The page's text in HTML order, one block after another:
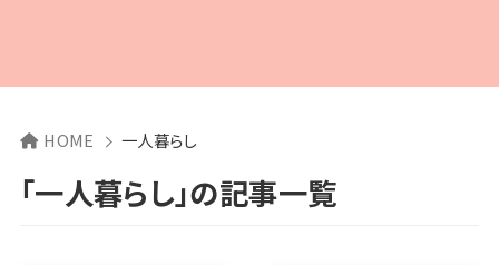
HOME 一人暮らし
「一人暮らし」の記事一覧